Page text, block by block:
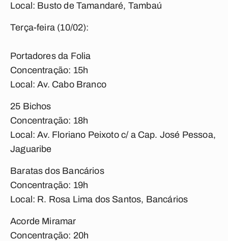
Local: Busto de Tamandaré, Tambaú
Terça-feira (10/02):
Portadores da Folia
Concentração: 15h
Local: Av. Cabo Branco
25 Bichos
Concentração: 18h
Local: Av. Floriano Peixoto c/ a Cap. José Pessoa,
Jaguaribe
Baratas dos Bancários
Concentração: 19h
Local: R. Rosa Lima dos Santos, Bancários
Acorde Miramar
Concentração: 20h